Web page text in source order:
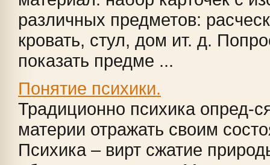
различных предметов:
кровать, стул, дом ит. д.
показать предме ...
Понятие психики.
Традиционно психика опред-
мате­рии отражать своим
Пси­хика – вирт сжатие